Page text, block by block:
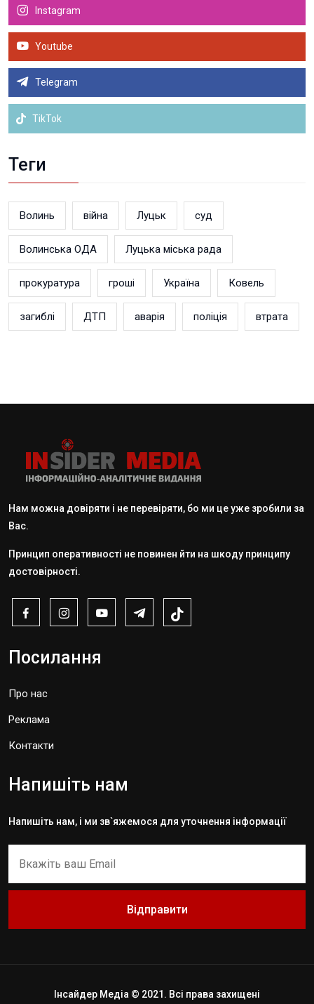
Instagram
Youtube
Telegram
TikTok
Теги
Волинь війна Луцьк суд
Волинська ОДА Луцька міська рада
прокуратура гроші Україна Ковель
загиблі ДТП аварія поліція втрата
Нам можна довіряти і не перевіряти, бо ми це уже зробили за
Вас.
Принцип оперативності не повинен йти на шкоду принципу
достовірності.
Посилання
Про нас
Реклама
Контакти
Напишіть нам
Напишіть нам, і ми зв`яжемося для уточнення інформації
Відправити
Інсайдер Медіа © 2021. Всі права захищені